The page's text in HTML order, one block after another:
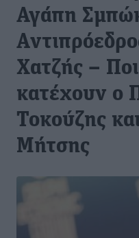
Αγάπη
Χατζής –
κατέχουν ο
Τοκούζης
Μήτσης